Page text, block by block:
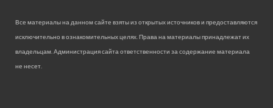
Все материалы на данном сайте взяты из открытых источников и предоставляются
исключительно в ознакомительных целях. Права на материалы принадлежат их
владельцам. Администрация сайта ответственности за содержание материала
не несет.